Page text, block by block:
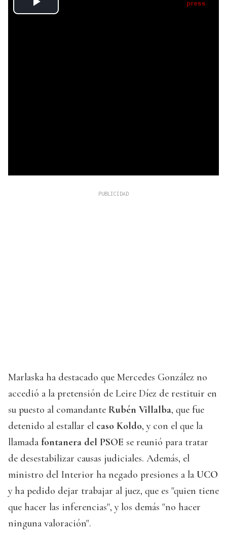
Marlaska ha destacado que Mercedes González no
accedió a la pretensión de Leire Díez de restituir en
su puesto al comandante Rubén Villalba, que fue
detenido al estallar el caso Koldo, y con el que la
llamada fontanera del PSOE se reunió para tratar
de desestabilizar causas judiciales. Además, el
ministro del Interior ha negado presiones a la UCO
y ha pedido dejar trabajar al juez, que es "quien tiene
que hacer las inferencias", y los demás "no hacer
ninguna valoración".